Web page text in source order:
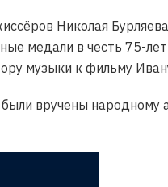
Николая
медали в честь 75-
музыки к фильму
вручены народному